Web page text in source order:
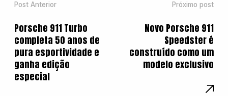
Post Anterior
Porsche 911 Turbo
completa 50 anos de
pura esportividade e
ganha edição
especial
Próximo post
Novo Porsche 911
Speedster é
construído como um
modelo exclusivo